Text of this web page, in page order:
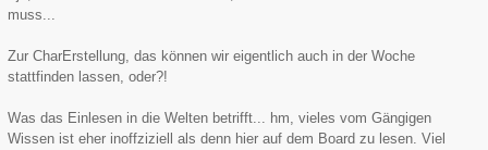
muss...
Zur CharErstellung, das können wir eigentlich auch in der Woche
stattfinden lassen, oder?!
Was das Einlesen in die Welten betrifft... hm, vieles vom Gängigen
Wissen ist eher inoffziziell als denn hier auf dem Board zu lesen. Viel